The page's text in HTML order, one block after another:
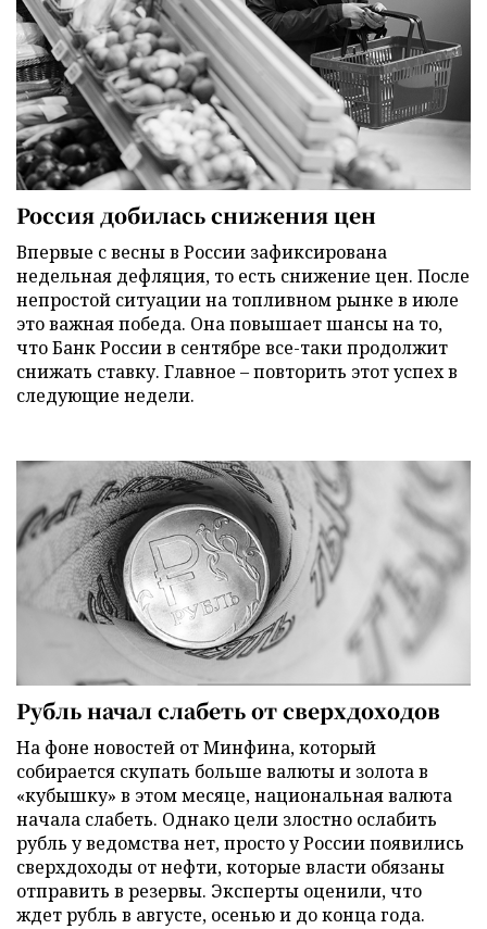
Россия добилась снижения цен
Впервые с весны в России зафиксирована
недельная дефляция, то есть снижение цен. После
непростой ситуации на топливном рынке в июле
это важная победа. Она повышает шансы на то,
что Банк России в сентябре все-таки продолжит
снижать ставку. Главное – повторить этот успех в
следующие недели.
Рубль начал слабеть от сверхдоходов
На фоне новостей от Минфина, который
собирается скупать больше валюты и золота в
«кубышку» в этом месяце, национальная валюта
начала слабеть. Однако цели злостно ослабить
рубль у ведомства нет, просто у России появились
сверхдоходы от нефти, которые власти обязаны
отправить в резервы. Эксперты оценили, что
ждет рубль в августе, осенью и до конца года.